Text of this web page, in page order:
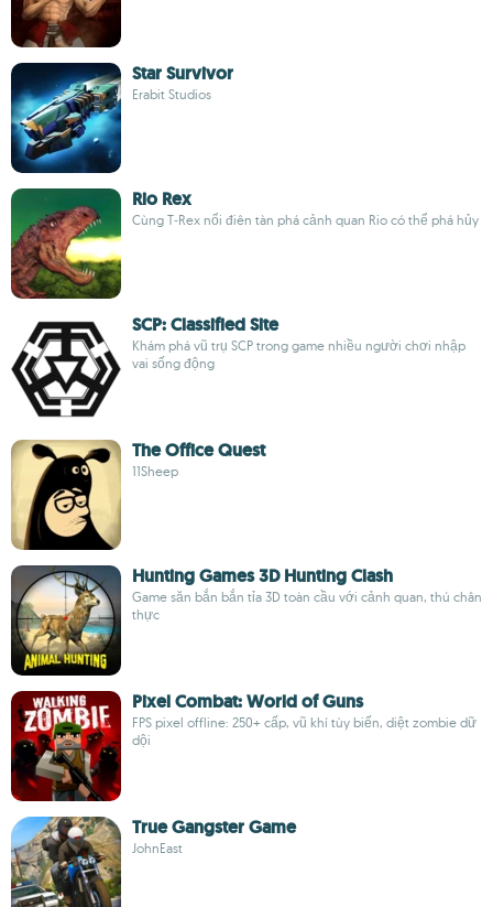
Star Survivor
Erabit Studios
Rio Rex
Cùng T‑Rex nổi điên tàn phá cảnh quan Rio có thể phá hủy
SCP: Classified Site
Khám phá vũ trụ SCP trong game nhiều người chơi nhập
vai sống động
The Office Quest
11Sheep
Hunting Games 3D Hunting Clash
Game săn bắn bắn tỉa 3D toàn cầu với cảnh quan, thú chân
thực
Pixel Combat: World of Guns
FPS pixel offline: 250+ cấp, vũ khí tùy biến, diệt zombie dữ
dội
True Gangster Game
JohnEast